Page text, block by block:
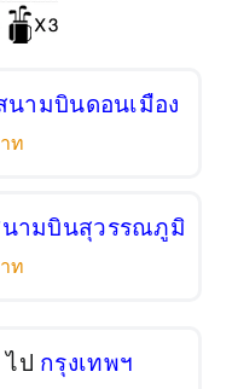
นามบินดอนเมือง
ท
ามบินสุวรรณภูมิ
ท
ไป กรุงเทพฯ